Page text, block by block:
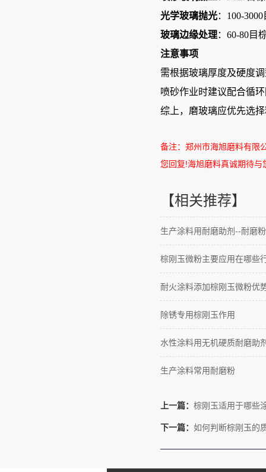
光学玻璃抛光：100-
玻璃边缘处理：60-80目
注意事项
需根据玻璃厚度及硬度
喷砂作业时建议配合循
综上，磨玻璃应优先选
备注：郑州市海旭磨料有限
您回复!海旭磨料真诚期待与
【相关推荐】
生产涂料用耐磨助剂--耐磨粉
棕刚玉微粉主要应用在哪些
耐火涂料添加棕刚玉微粉优
除锈专用棕刚玉作用
水性涂料用无机硬质耐磨助
生产涂料常用耐磨粉
上一篇： 棕刚玉适用于哪些
下一篇： 如何判断棕刚玉的